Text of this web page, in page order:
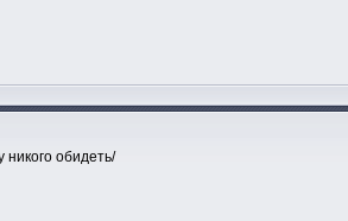
никого обидеть/